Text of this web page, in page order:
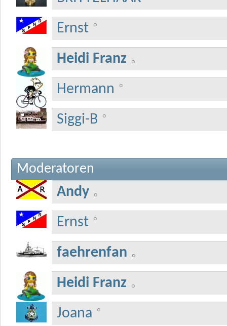
Ernst
Heidi Franz
Hermann
Siggi-B
Moderatoren
Andy
Ernst
faehrenfan
Heidi Franz
Joana